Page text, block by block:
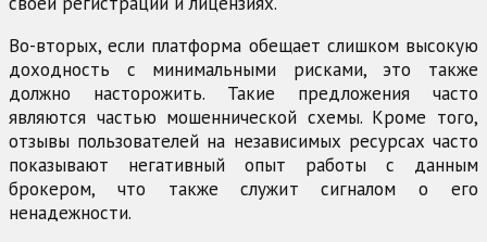
Во-вторых, если платформа обещает слишком высокую
доходность с минимальными рисками, это также
должно насторожить. Такие предложения часто
являются частью мошеннической схемы. Кроме того,
отзывы пользователей на независимых ресурсах часто
показывают негативный опыт работы с данным
брокером, что также служит сигналом о его
ненадежности.